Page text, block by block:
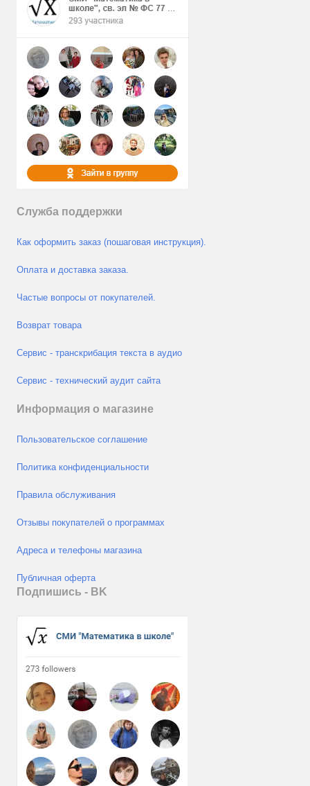
Служба поддержки
Как оформить заказ (пошаговая инструкция).
Оплата и доставка заказа.
Частые вопросы от покупателей.
Возврат товара
Сервис - транскрибация текста в аудио
Сервис - технический аудит сайта
Информация о магазине
Пользовательское соглашение
Политика конфиденциальности
Правила обслуживания
Отзывы покупателей о программах
Адреса и телефоны магазина
Публичная оферта
Подпишись - ВK